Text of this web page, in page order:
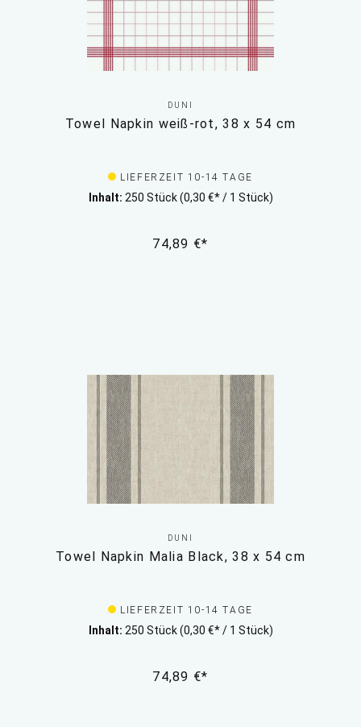
DUNI
Towel Napkin weiß-rot, 38 x 54 cm
LIEFERZEIT 10-14 TAGE
Inhalt: 250 Stück(0,30 €* / 1 Stück)
74,89 €*
DUNI
Towel Napkin Malia Black, 38 x 54 cm
LIEFERZEIT 10-14 TAGE
Inhalt: 250 Stück(0,30 €* / 1 Stück)
74,89 €*